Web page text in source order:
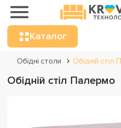
Каталог
Обідні столи Обідній стіл
Обідній стіл Палермо